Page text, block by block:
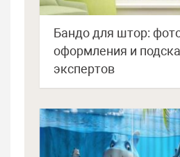
Бандо для штор:
оформления и
экспертов